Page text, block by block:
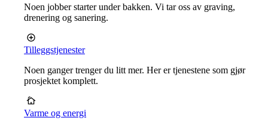
Noen jobber starter under bakken. Vi tar oss av graving,
drenering og sanering.
Tilleggstjenester
Noen ganger trenger du litt mer. Her er tjenestene som gjør
prosjektet komplett.
Varme og energi